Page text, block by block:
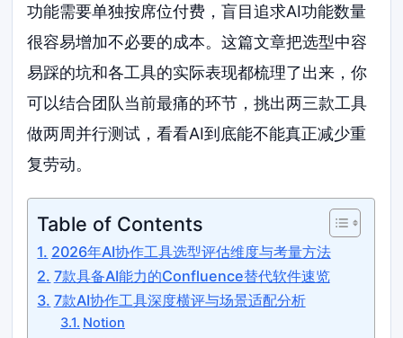
功能需要单独按席位付费，盲目追求AI功能数量
很容易增加不必要的成本。这篇文章把选型中容
易踩的坑和各工具的实际表现都梳理了出来，你
可以结合团队当前最痛的环节，挑出两三款工具
做两周并行测试，看看AI到底能不能真正减少重
复劳动。
Table of Contents
2026年AI协作工具选型评估维度与考量方法
7款具备AI能力的Confluence替代软件速览
7款AI协作工具深度横评与场景适配分析
Notion